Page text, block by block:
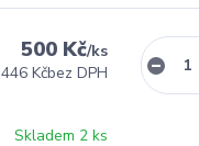
500 Kč/ks
446 Kčbez DPH
Skladem 2 ks